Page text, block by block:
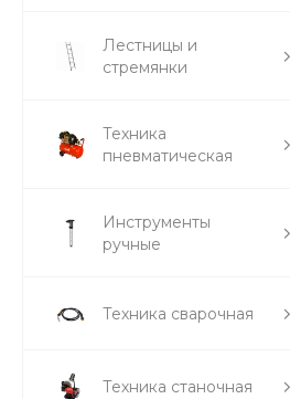
Лестницы и
стремянки
Техника
пневматическая
Инструменты
ручные
Техника сварочная
Техника станочная